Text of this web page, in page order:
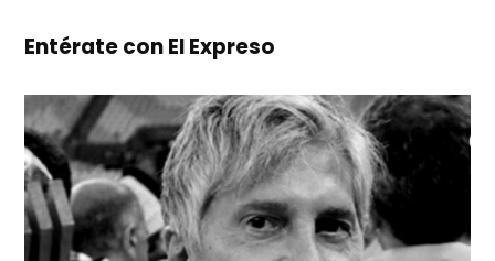
Entérate con El Expreso